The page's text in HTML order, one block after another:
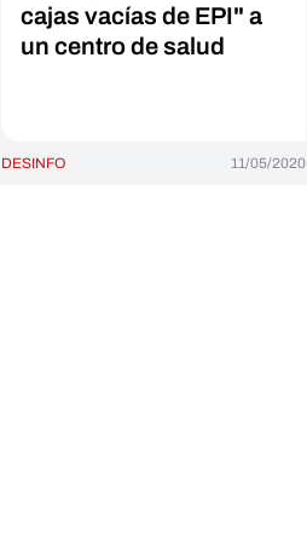
cajas vacías de EPI" a
un centro de salud
DESINFO 11/05/2020